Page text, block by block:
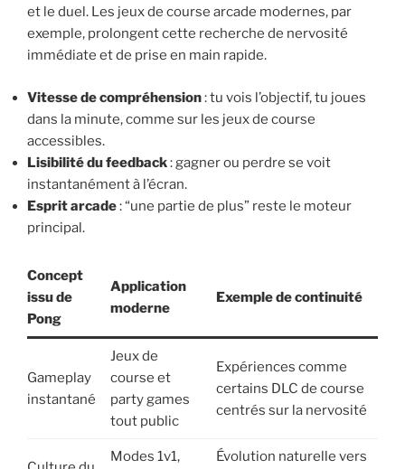
et le duel. Les jeux de course arcade modernes, par
exemple, prolongent cette recherche de nervosité
immédiate et de prise en main rapide.
Vitesse de compréhension: tu vois l’objectif, tu joues
dans la minute, comme sur les jeux de course
accessibles.
Lisibilité du feedback: gagner ou perdre se voit
instantanément à l’écran.
Esprit arcade: “une partie de plus” reste le moteur
principal.
Concept
issu de
Pong
Application
moderne
Exemple de continuité
Gameplay
instantané
Jeux de
course et
party games
tout public
Expériences comme
certains DLC de course
centrés sur la nervosité
Modes 1v1, Évolution naturelle vers